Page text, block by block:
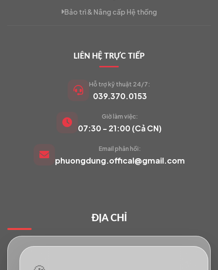
VIETCAM.VN
Đang trực tuyến
Bảo trì & Nâng cấp Hệ thống
LIÊN HỆ TRỰC TIẾP
Hỗ trợ kỹ thuật 24/7:
039.370.0153
Giờ làm việc:
07:30 - 21:00 (Cả CN)
Email phản hồi:
phuongdung.offical@gmail.com
ĐỊA CHỈ